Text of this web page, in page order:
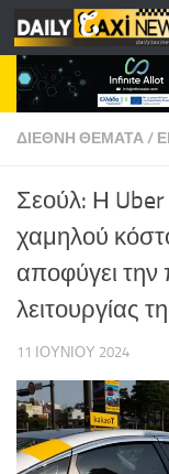
Skip to content
ΔΙΕΘΝΗ ΘΕΜΑΤΑ/
Σεούλ: Η Uber
χαμηλού
αποφύγει
λειτουργίας
11 ΙΟΥΝΊΟΥ 2024